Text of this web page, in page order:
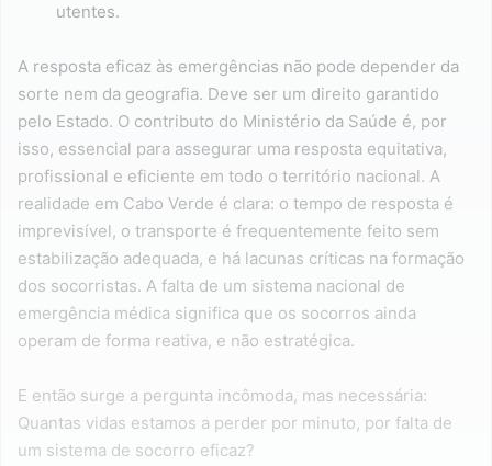
utentes.
A resposta eficaz às emergências não pode depender da
sorte nem da geografia. Deve ser um direito garantido
pelo Estado. O contributo do Ministério da Saúde é, por
isso, essencial para assegurar uma resposta equitativa,
profissional e eficiente em todo o território nacional. A
realidade em Cabo Verde é clara: o tempo de resposta é
imprevisível, o transporte é frequentemente feito sem
estabilização adequada, e há lacunas críticas na formação
dos socorristas. A falta de um sistema nacional de
emergência médica significa que os socorros ainda
operam de forma reativa, e não estratégica.
E então surge a pergunta incômoda, mas necessária:
Quantas vidas estamos a perder por minuto, por falta de
um sistema de socorro eficaz?